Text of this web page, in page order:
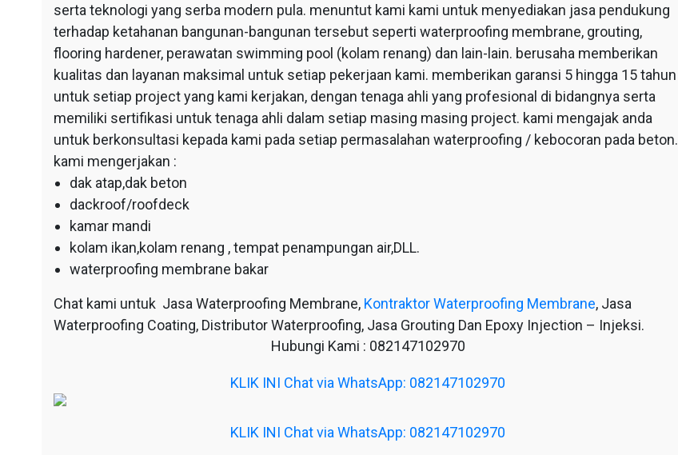
serta teknologi yang serba modern pula. menuntut kami kami untuk menyediakan jasa pendukung
terhadap ketahanan bangunan-bangunan tersebut seperti waterproofing membrane, grouting,
flooring hardener, perawatan swimming pool (kolam renang) dan lain-lain. berusaha memberikan
kualitas dan layanan maksimal untuk setiap pekerjaan kami. memberikan garansi 5 hingga 15 tahun
untuk setiap project yang kami kerjakan, dengan tenaga ahli yang profesional di bidangnya serta
memiliki sertifikasi untuk tenaga ahli dalam setiap masing masing project. kami mengajak anda
untuk berkonsultasi kepada kami pada setiap permasalahan waterproofing / kebocoran pada beton.
kami mengerjakan :
dak atap,dak beton
dackroof/roofdeck
kamar mandi
kolam ikan,kolam renang , tempat penampungan air,DLL.
waterproofing membrane bakar
Chat kami untuk Jasa Waterproofing Membrane, Kontraktor Waterproofing Membrane, Jasa
Waterproofing Coating, Distributor Waterproofing, Jasa Grouting Dan Epoxy Injection – Injeksi.
Hubungi Kami : 082147102970
KLIK INI Chat via WhatsApp: 082147102970
KLIK INI Chat via WhatsApp: 082147102970